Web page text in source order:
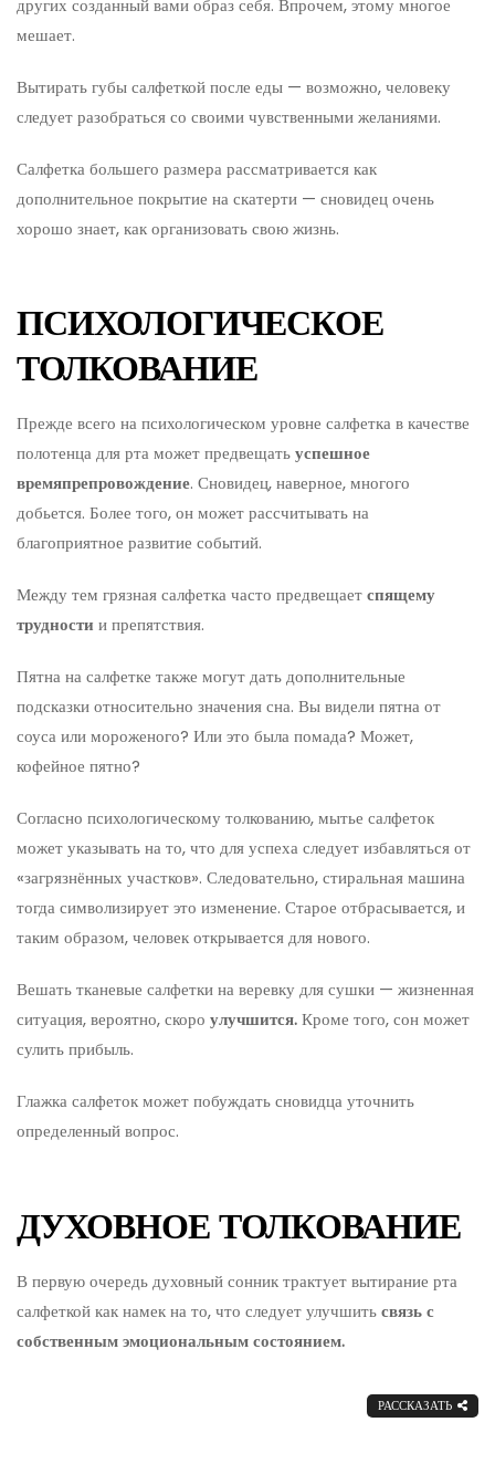
мешает.
Вытирать губы салфеткой после еды — возможно, человеку
следует разобраться со своими чувственными желаниями.
Салфетка большего размера рассматривается как
дополнительное покрытие на скатерти — сновидец очень
хорошо знает, как организовать свою жизнь.
ПСИХОЛОГИЧЕСКОЕ
ТОЛКОВАНИЕ
Прежде всего на психологическом уровне салфетка в качестве
полотенца для рта может предвещатьуспешное
времяпрепровождение. Сновидец, наверное, многого
добьется. Более того, он может рассчитывать на
благоприятное развитие событий.
Между тем грязная салфетка часто предвещаетспящему
трудности и препятствия.
Пятна на салфетке также могут дать дополнительные
подсказки относительно значения сна. Вы видели пятна от
соуса или мороженого? Или это была помада? Может,
кофейное пятно?
Согласно психологическому толкованию, мытье салфеток
может указывать на то, что для успеха следует избавляться от
«загрязнённых участков». Следовательно, стиральная машина
тогда символизирует это изменение. Старое отбрасывается, и
таким образом, человек открывается для нового.
Вешать тканевые салфетки на веревку для сушки — жизненная
ситуация, вероятно, скоро улучшится.Кроме того, сон может
сулить прибыль.
Глажка салфеток может побуждать сновидца уточнить
определенный вопрос.
ДУХОВНОЕ ТОЛКОВАНИЕ
В первую очередь духовный сонник трактует вытирание рта
салфеткой как намек на то, что следует улучшитьсвязь с
собственным эмоциональным состоянием.
РАССКАЗАТЬ